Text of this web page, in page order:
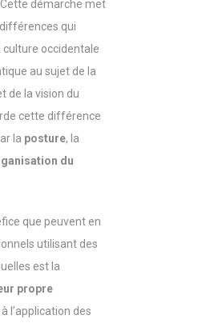
Cette démarche met
qui
occidentale
au sujet de la
de la vision du
cette différence
la posture, la
du
que peuvent en
utilisant des
est la
propre
à l’application des